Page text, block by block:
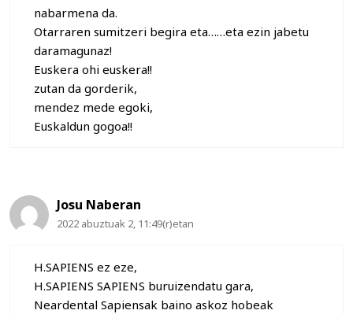
nabarmena da.
Otarraren sumitzeri begira eta……eta ezin jabetu
daramagunaz!
Euskera ohi euskera!!
zutan da gorderik,
mendez mede egoki,
Euskaldun gogoa!!
Josu Naberan
2022 abuztuak 2, 11:49(r)etan
H.SAPIENS ez eze,
H.SAPIENS SAPIENS buruizendatu gara,
Neardental Sapiensak baino askoz hobeak